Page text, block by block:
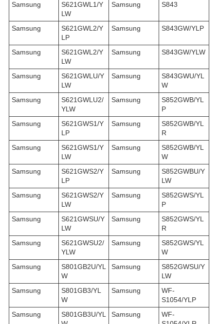
Samsung
S621GWL1/Y
LW
Samsung S843
Samsung
S621GWL2/Y
LP
Samsung S843GW/YLP
Samsung
S621GWL2/Y
LW
Samsung S843GW/YLW
Samsung
S621GWLU/Y
LW
Samsung
S843GWU/YL
W
Samsung
S621GWLU2/
YLW
Samsung
S852GWB/YL
P
Samsung
S621GWS1/Y
LP
Samsung
S852GWB/YL
R
Samsung
S621GWS1/Y
LW
Samsung
S852GWB/YL
W
Samsung
S621GWS2/Y
LP
Samsung
S852GWBU/Y
LW
Samsung
S621GWS2/Y
LW
Samsung
S852GWS/YL
P
Samsung
S621GWSU/Y
LW
Samsung
S852GWS/YL
R
Samsung
S621GWSU2/
YLW
Samsung
S852GWS/YL
W
Samsung
S801GB2U/YL
W
Samsung
S852GWSU/Y
LW
Samsung
S801GB3/YL
W
Samsung
WF-
S1054/YLP
Samsung
S801GB3U/YL
Samsung
WF-